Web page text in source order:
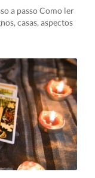
a passo Como ler
casas, aspectos